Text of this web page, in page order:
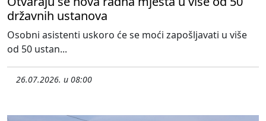
državnih ustanova
Osobni asistenti uskoro će se moći zapošljavati u više
od 50 ustan...
26.07.2026. u 08:00